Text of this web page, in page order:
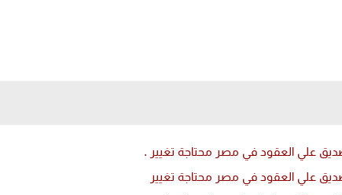
علي العقود في مصر محتاجة تغيير .
علي العقود في مصر محتاجة تغيير